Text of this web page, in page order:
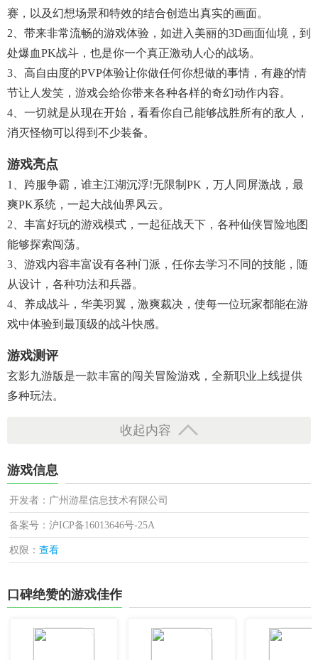
赛，以及幻想场景和特效的结合创造出真实的画面。
2、带来非常流畅的游戏体验，如进入美丽的3D画面仙境，到
处爆血PK战斗，也是你一个真正激动人心的战场。
3、高自由度的PVP体验让你做任何你想做的事情，有趣的情
节让人发笑，游戏会给你带来各种各样的奇幻动作内容。
4、一切就是从现在开始，看看你自己能够战胜所有的敌人，
消灭怪物可以得到不少装备。
游戏亮点
1、跨服争霸，谁主江湖沉浮!无限制PK，万人同屏激战，最
爽PK系统，一起大战仙界风云。
2、丰富好玩的游戏模式，一起征战天下，各种仙侠冒险地图
能够探索闯荡。
3、游戏内容丰富设有各种门派，任你去学习不同的技能，随
从设计，各种功法和兵器。
4、养成战斗，华美羽翼，激爽裁决，使每一位玩家都能在游
戏中体验到最顶级的战斗快感。
游戏测评
玄影九游版是一款丰富的闯关冒险游戏，全新职业上线提供
多种玩法。
收起内容
游戏信息
开发者：广州游星信息技术有限公司
备案号：沪ICP备16013646号-25A
权限：查看
口碑绝赞的游戏佳作